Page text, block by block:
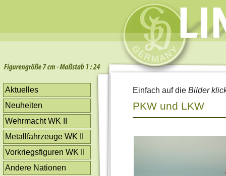
Aktuelles
Neuheiten
Wehrmacht WK II
Metallfahrzeuge WK II
Vorkriegsfiguren WK II
Andere Nationen
Einfach auf die Bilder
PKW und LKW